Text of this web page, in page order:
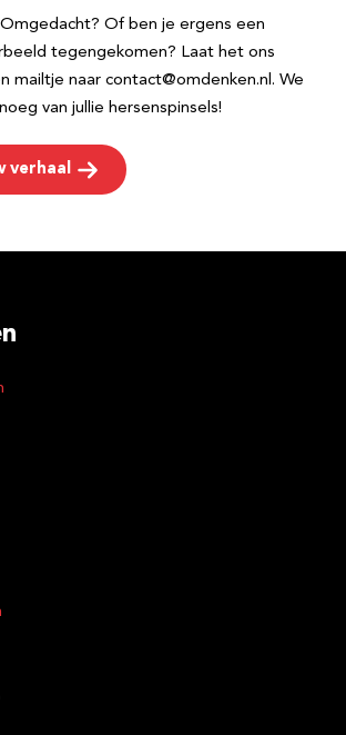
Of ben je ergens een
tegengekomen? Laat het ons
mailtje naar contact@omdenken.nl. We
van jullie hersenspinsels!
verhaal